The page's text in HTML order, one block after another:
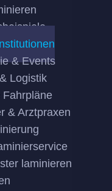
& Events
Logistik
Fahrpläne
& Arztpraxen
laminieren